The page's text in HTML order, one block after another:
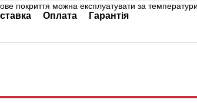
покриття можна експлуатувати за
Оплата Гарантія